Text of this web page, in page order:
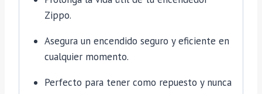
Zippo.
Asegura un encendido seguro y eficiente en
cualquier momento.
Perfecto para tener como repuesto y nunca